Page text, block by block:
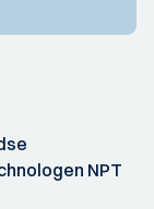
NPT